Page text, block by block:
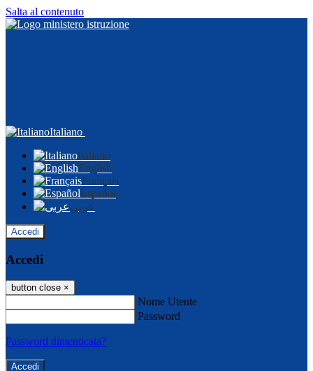
Salta al contenuto
Italiano
Italiano
English
Français
Español
عربى
Accedi
Accedi
button close ×
Nome Utente
Password
Password dimenticata?